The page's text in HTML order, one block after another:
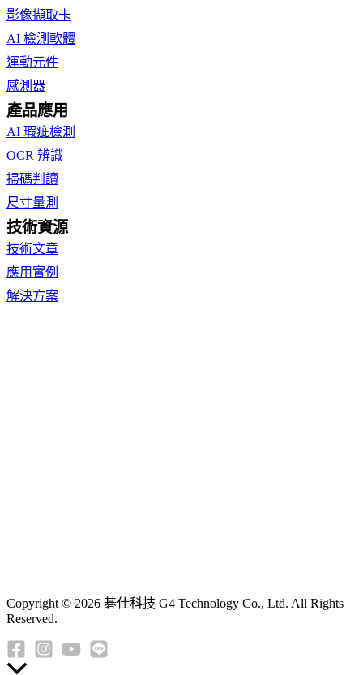
影像擷取卡
AI 檢測軟體
運動元件
感測器
產品應用
AI 瑕疵檢測
OCR 辨識
掃碼判讀
尺寸量測
技術資源
技術文章
應用實例
解決方案
Copyright © 2026 碁仕科技 G4 Technology Co., Ltd. All Rights
Reserved.